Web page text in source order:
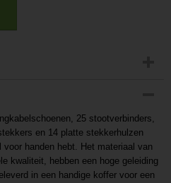
25 stootverbinders,
en 14 platte stekkerhulzen
handen hebt. Het materiaal van
kwaliteit, hebben een hoge geleiding
in een handige koffer voor een